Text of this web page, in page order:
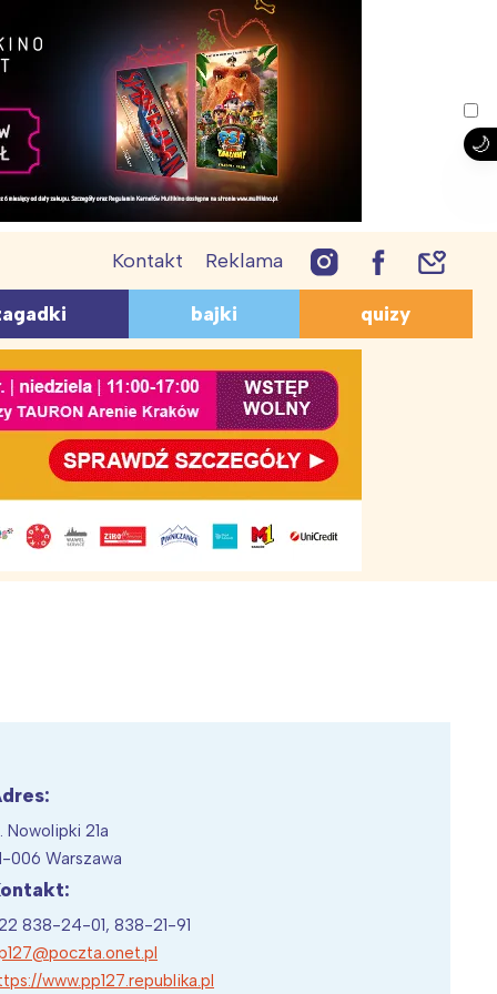
Kontakt Reklama
syropów na
Czy jaskółka wiosnę czyni?
Ciekawostki o jaskółkach
dzieci 10-12 lat
zobacz więcej
QUIZY
Geograficzne
O bajkach
Z lektur
Dla przedszkolaków
zobacz więcej
Wiewiórka na kwitnącym polu
PRZEPISY
Śmieszne przepisy
Ciasta i ciasteczka
Desery dla dzieci
Coś do picia
dla
Zagadki o porach roku
bajki quizy
wiedzy ogólnej dla
Wiosna – quiz
Nowolipki 21a
006 Warszawa
838-24-01, 838-21-91
www.pp127.republika.pl